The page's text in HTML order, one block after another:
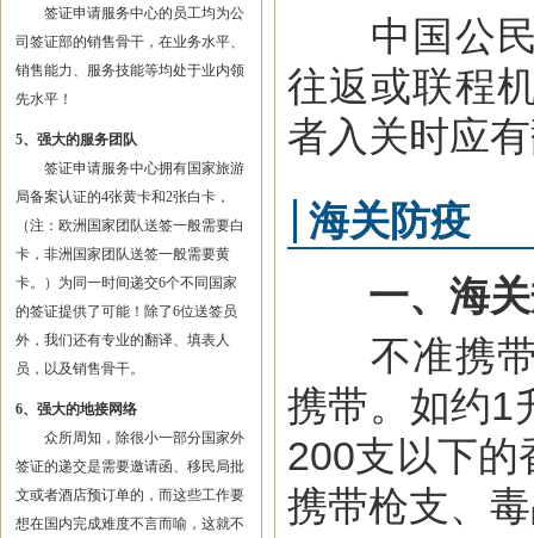
签证申请服务中心的员工均为公
司签证部的销售骨干，在业务水平、
销售能力、服务技能等均处于业内领
先水平！
5、强大的服务团队
签证申请服务中心拥有国家旅游
局备案认证的4张黄卡和2张白卡，
（注：欧洲国家团队送签一般需要白
卡，非洲国家团队送签一般需要黄
卡。）为同一时间递交6个不同国家
的签证提供了可能！除了6位送签员
外，我们还有专业的翻译、填表人
员，以及销售骨干。
6、强大的地接网络
众所周知，除很小一部分国家外
签证的递交是需要邀请函、移民局批
文或者酒店预订单的，而这些工作要
想在国内完成难度不言而喻，这就不
中国公民
往返或联程
者入关时应
海关防疫
一、海
不准携带
携带。如约1
200支以下的
携带枪支、